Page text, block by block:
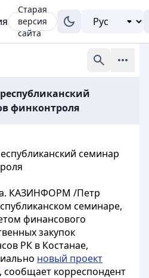
Старая
версия
сайта
финконтроля
семинар
КАЗИНФОРМ /Петр
семинаре,
финансового
закупок
РК в Костанае,
новый проект
, сообщает корреспондент